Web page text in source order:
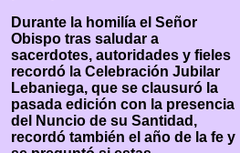
Durante la homilía el Señor
Obispo tras saludar a
sacerdotes, autoridades y fieles
recordó la Celebración Jubilar
Lebaniega, que se clausuró la
pasada edición con la presencia
del Nuncio de su Santidad,
recordó también el año de la fe y